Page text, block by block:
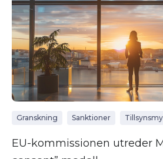
Granskning Sanktioner
EU-kommissionen utreder